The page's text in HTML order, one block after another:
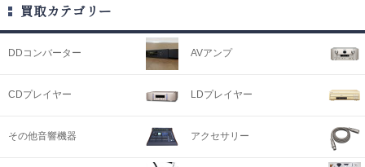
買取カテゴリー
DDコンバーター AVアンプ
CDプレイヤー LDプレイヤー
その他音響機器 アクセサリー